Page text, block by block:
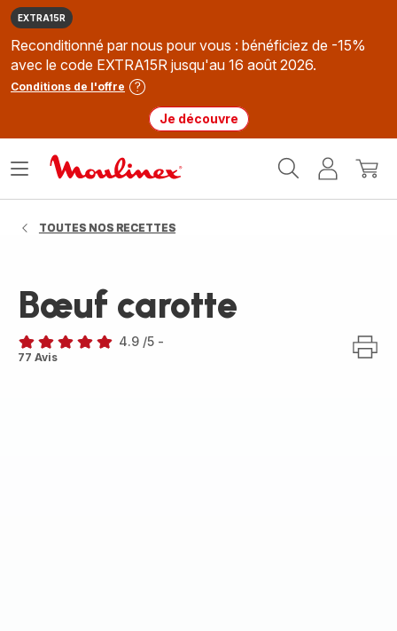
EXTRA15R
Reconditionné par nous pour vous : bénéficiez de -15%
avec le code EXTRA15R jusqu'au 16 août 2026.
Conditions de l'offre
Je découvre
MonMon
Ouvrir
TOUTES NOS RECETTES
Bœuf carotte
ratings.4.9
4.9 /5 -
77 Avis